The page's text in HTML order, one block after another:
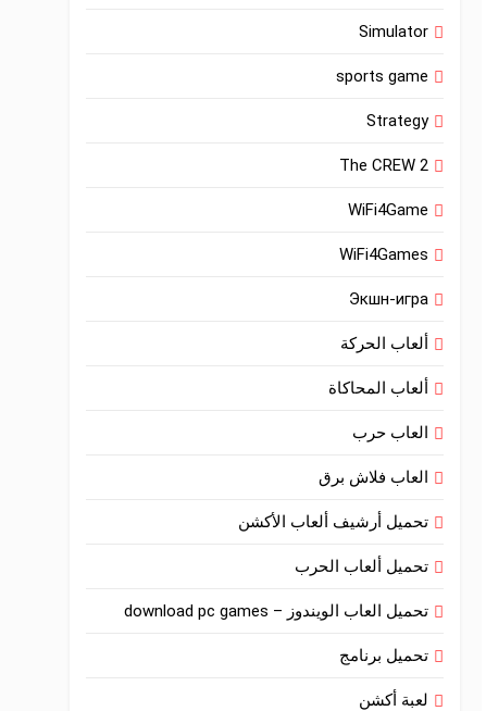
Simulator
sports game
Strategy
The CREW 2
WiFi4Game
WiFi4Games
Экшн-игра
ألعاب الحركة
ألعاب المحاكاة
العاب حرب
العاب فلاش برق
تحميل أرشيف ألعاب الأكشن
تحميل ألعاب الحرب
تحميل العاب الويندوز – download pc games
تحميل برنامج
لعبة أكشن